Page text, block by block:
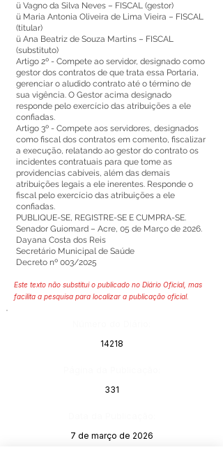
ü Vagno da Silva Neves – FISCAL (gestor)
ü Maria Antonia Oliveira de Lima Vieira – FISCAL
(titular)
ü Ana Beatriz de Souza Martins – FISCAL
(substituto)
Artigo 2º - Compete ao servidor, designado como
gestor dos contratos de que trata essa Portaria,
gerenciar o aludido contrato até o término de
sua vigência. O Gestor acima designado
responde pelo exercício das atribuições a ele
confiadas.
Artigo 3º - Compete aos servidores, designados
como fiscal dos contratos em comento, fiscalizar
a execução, relatando ao gestor do contrato os
incidentes contratuais para que tome as
providencias cabíveis, além das demais
atribuições legais a ele inerentes. Responde o
fiscal pelo exercício das atribuições a ele
confiadas.
PUBLIQUE-SE, REGISTRE-SE E CUMPRA-SE.
Senador Guiomard – Acre, 05 de Março de 2026.
Dayana Costa dos Reis
Secretário Municipal de Saúde
Decreto nº 003/2025
Este texto não substitui o publicado no Diário Oficial, mas
facilita a pesquisa para localizar a publicação oficial.
14218
331
7 de março de 2026